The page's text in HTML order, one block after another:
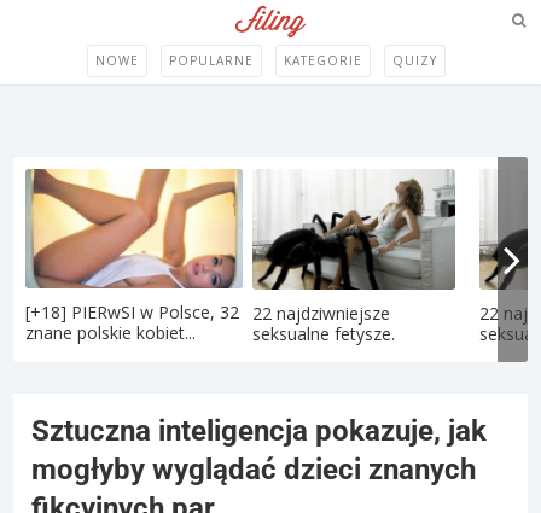
NOWE POPULARNE KATEGORIE QUIZY
[+18] PIERwSI w Polsce, 32
znane polskie kobiet...
22 najdziwniejsze
seksualne fetysze.
22
Sztuczna inteligencja pokazuje, jak
mogłyby wyglądać dzieci znanych